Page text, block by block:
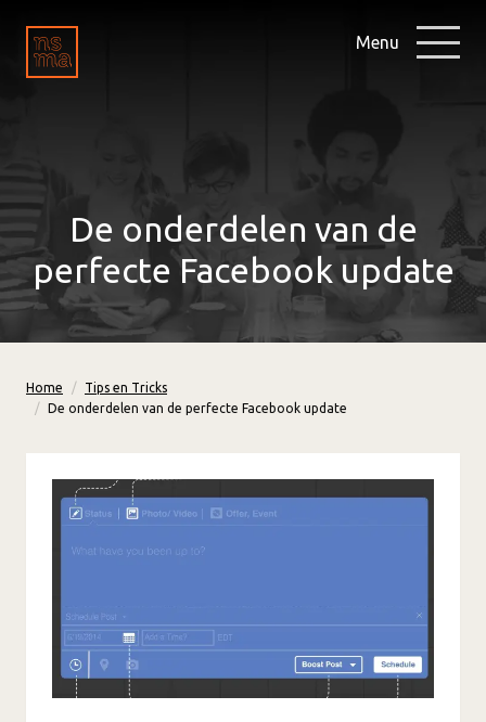
Menu
De onderdelen van de
perfecte Facebook update
Home
Tips en Tricks
De onderdelen van de perfecte Facebook update